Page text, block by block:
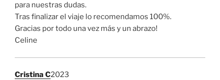
para nuestras dudas.
Tras finalizar el viaje lo recomendamos 100%.
Gracias por todo una vez más y un abrazo!
Celine
Cristina C2023